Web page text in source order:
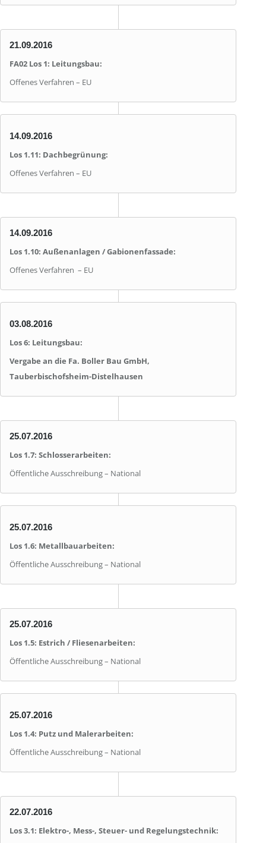
21.09.2016
FA02 Los 1: Leitungsbau:
Offenes Verfahren – EU
14.09.2016
Los 1.11: Dachbegrünung:
Offenes Verfahren – EU
14.09.2016
Los 1.10: Außenanlagen / Gabionenfassade:
Offenes Verfahren – EU
03.08.2016
Los 6: Leitungsbau:
Vergabe an die Fa. Boller Bau GmbH,
Tauberbischofsheim-Distelhausen
25.07.2016
Los 1.7: Schlosserarbeiten:
Öffentliche Ausschreibung – National
25.07.2016
Los 1.6: Metallbauarbeiten:
Öffentliche Ausschreibung – National
25.07.2016
Los 1.5: Estrich / Fliesenarbeiten:
Öffentliche Ausschreibung – National
25.07.2016
Los 1.4: Putz und Malerarbeiten:
Öffentliche Ausschreibung – National
22.07.2016
Los 3.1: Elektro-, Mess-, Steuer- und Regelungstechnik: